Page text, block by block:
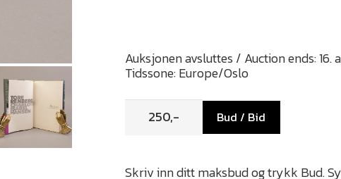
Auksjonen avsluttes / Auction ends: 16.
Tidssone: Europe/Oslo
Bud / Bid